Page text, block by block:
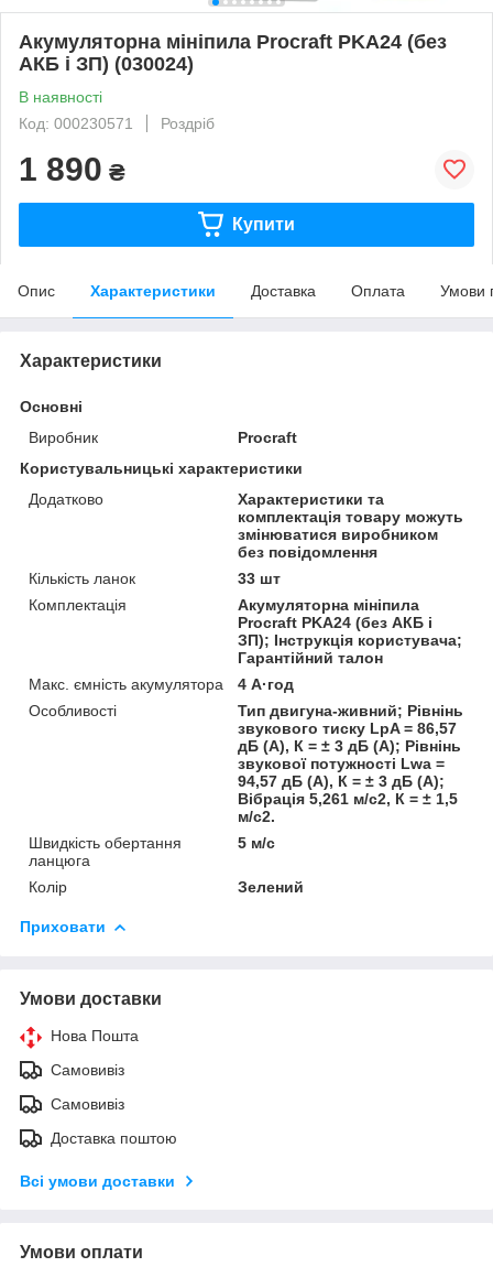
Акумуляторна мініпила Procraft PKA24 (без
АКБ і ЗП) (030024)
В наявності
Код: 000230571
Роздріб
1 890 ₴
Купити
Опис Характеристики Доставка Оплата Умови
Характеристики
Основні
Виробник
Procraft
Користувальницькі характеристики
Додатково
Характеристики та
комплектація товару можуть
змінюватися виробником
без повідомлення
Кількість ланок
33 шт
Комплектація
Акумуляторна мініпила
Procraft PKA24 (без АКБ і
ЗП); Інструкція користувача;
Гарантійний талон
Макс. ємність акумулятора
4 А·год
Особливості
Тип двигуна-живний; Рівнінь
звукового тиску LpA = 86,57
дБ (А), К = ± 3 дБ (А); Рівнінь
звукової потужності Lwa =
94,57 дБ (А), К = ± 3 дБ (А);
Вібрація 5,261 м/с2, К = ± 1,5
м/с2.
Швидкість обертання
ланцюга
5 м/с
Колір Зелений
Приховати
Умови доставки
Нова Пошта
Самовивіз
Самовивіз
Доставка поштою
Всі умови доставки
Умови оплати